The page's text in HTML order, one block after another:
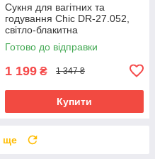
Сукня для вагітних та
годування Chic DR-27.052,
світло-блакитна
Готово до відправки
1 199 ₴ 1 347 ₴
Купити
ще